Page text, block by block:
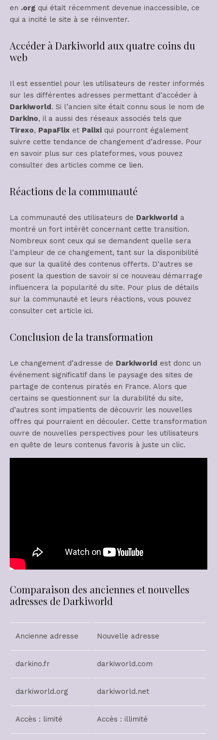
en .org qui était récemment devenue inaccessible, ce
qui a incité le site à se réinventer.
Accéder à Darkiworld aux quatre coins du
web
Il est essentiel pour les utilisateurs de rester informés
sur les différentes adresses permettant d’accéder à
Darkiworld. Si l’ancien site était connu sous le nom de
Darkino, il a aussi des réseaux associés tels que
Tirexo, PapaFlix et Palixi qui pourront également
suivre cette tendance de changement d’adresse. Pour
en savoir plus sur ces plateformes, vous pouvez
consulter des articles comme ce lien.
Réactions de la communauté
La communauté des utilisateurs de Darkiworld a
montré un fort intérêt concernant cette transition.
Nombreux sont ceux qui se demandent quelle sera
l’ampleur de ce changement, tant sur la disponibilité
que sur la qualité des contenus offerts. D’autres se
posent la question de savoir si ce nouveau démarrage
influencera la popularité du site. Pour plus de détails
sur la communauté et leurs réactions, vous pouvez
consulter cet article ici.
Conclusion de la transformation
Le changement d’adresse de Darkiworld est donc un
événement significatif dans le paysage des sites de
partage de contenus piratés en France. Alors que
certains se questionnent sur la durabilité du site,
d’autres sont impatients de découvrir les nouvelles
offres qui pourraient en découler. Cette transformation
ouvre de nouvelles perspectives pour les utilisateurs
en quête de leurs contenus favoris à juste un clic.
Comparaison des anciennes et nouvelles
adresses de Darkiworld
Ancienne adresse Nouvelle adresse
darkino.fr darkiworld.com
darkiworld.org darkiworld.net
Accès : limité Accès : illimité